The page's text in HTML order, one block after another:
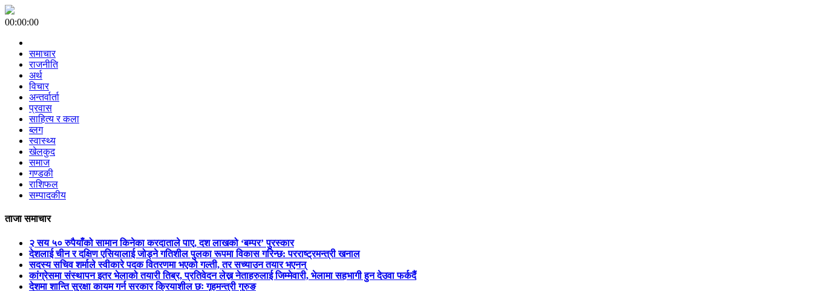
00:00:00
समाचार
राजनीति
अर्थ
विचार
अन्तर्वार्ता
प्रवास
साहित्य र कला
ब्लग
स्वास्थ्य
खेलकुद
समाज
गण्डकी
राशिफल
सम्पादकीय
ताजा समाचार
२ सय ५० रुपैयाँको सामान किनेका करदाताले पाए, दश लाखको ‘बम्पर’ पुरस्कार
देशलाई चीन र दक्षिण एसियालाई जोड्ने गतिशील पुलका रूपमा विकास गरिन्छ: परराष्ट्रमन्त्री खनाल
सदस्य सचिव शर्माले स्वीकारे पदक वितरणमा भएको गल्ती, तर सच्याउन तयार भएनन्
कांग्रेसमा संस्थापन इतर भेलाको तयारी तिब्र, प्रतिवेदन लेख्न नेताहरुलाई जिम्मेवारी, भेलामा सहभागी हुन देउवा फर्कदैं
देशमा शान्ति सुरक्षा कायम गर्न सरकार क्रियाशील छः गृहमन्त्री गुरुङ